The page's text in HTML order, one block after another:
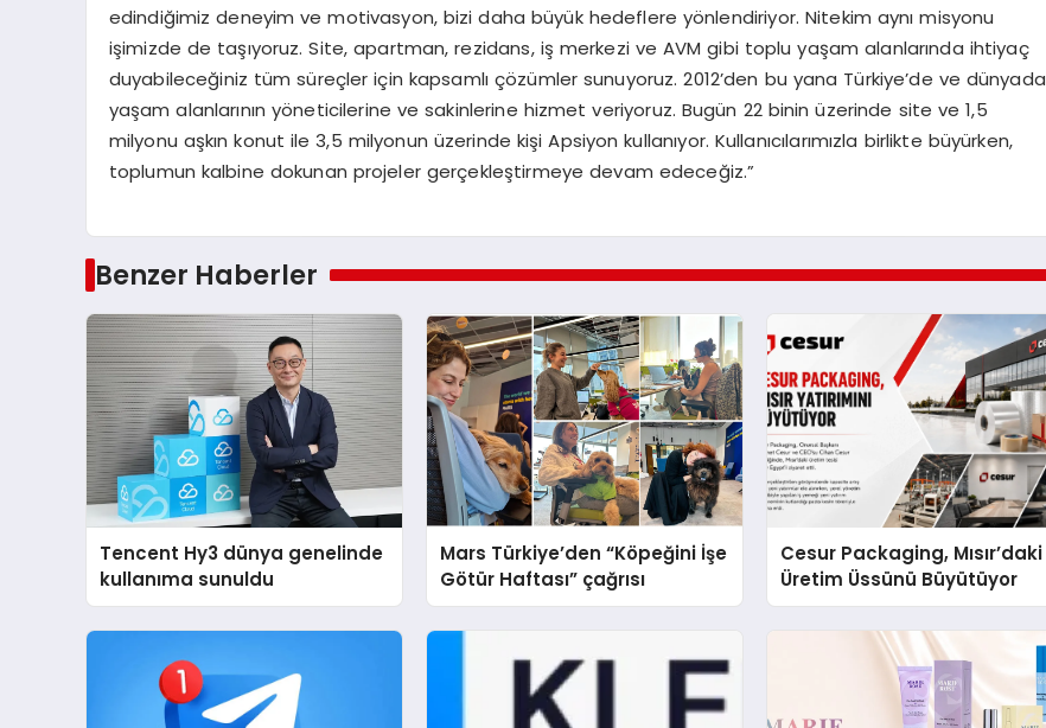
edindiğimiz deneyim ve motivasyon, bizi daha büyük hedeflere yönlendiriyor. Nitekim aynı misyonu
işimizde de taşıyoruz. Site, apartman, rezidans, iş merkezi ve AVM gibi toplu yaşam alanlarında ihtiyaç
duyabileceğiniz tüm süreçler için kapsamlı çözümler sunuyoruz. 2012’den bu yana Türkiye’de ve dünyada
yaşam alanlarının yöneticilerine ve sakinlerine hizmet veriyoruz. Bugün 22 binin üzerinde site ve 1,5
milyonu aşkın konut ile 3,5 milyonun üzerinde kişi Apsiyon kullanıyor. Kullanıcılarımızla birlikte büyürken,
toplumun kalbine dokunan projeler gerçekleştirmeye devam edeceğiz.”
Benzer Haberler
Tencent Hy3 dünya genelinde
kullanıma sunuldu
Mars Türkiye’den “Köpeğini İşe
Götür Haftası” çağrısı
Cesur Packaging, Mısır’daki
Üretim Üssünü Büyütüyor